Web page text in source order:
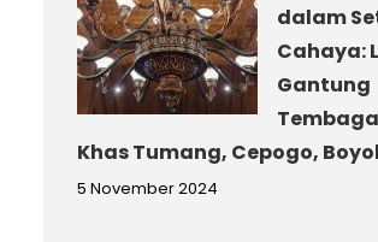
dalam
Cahaya:
Gantung
Khas Tumang, Cepogo,
5 November 2024